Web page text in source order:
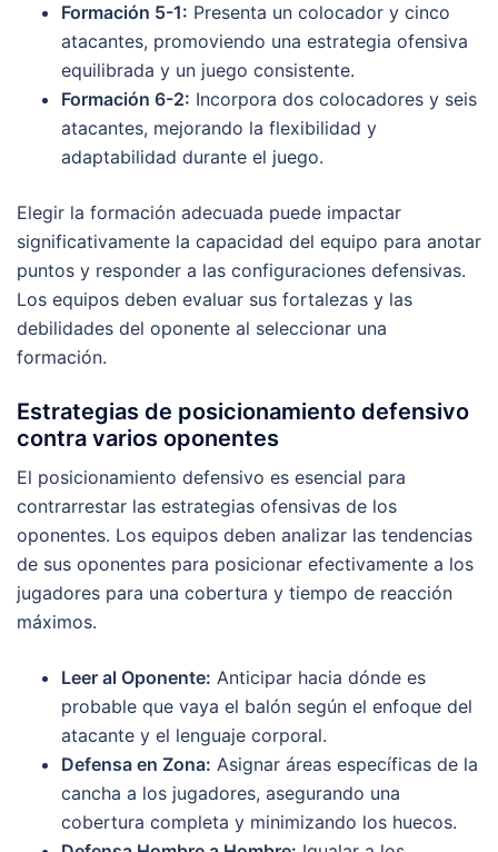
Formación 5-1: Presenta un colocador y cinco
atacantes, promoviendo una estrategia ofensiva
equilibrada y un juego consistente.
Formación 6-2: Incorpora dos colocadores y seis
atacantes, mejorando la flexibilidad y
adaptabilidad durante el juego.
Elegir la formación adecuada puede impactar
significativamente la capacidad del equipo para anotar
puntos y responder a las configuraciones defensivas.
Los equipos deben evaluar sus fortalezas y las
debilidades del oponente al seleccionar una
formación.
Estrategias de posicionamiento defensivo
contra varios oponentes
El posicionamiento defensivo es esencial para
contrarrestar las estrategias ofensivas de los
oponentes. Los equipos deben analizar las tendencias
de sus oponentes para posicionar efectivamente a los
jugadores para una cobertura y tiempo de reacción
máximos.
Leer al Oponente: Anticipar hacia dónde es
probable que vaya el balón según el enfoque del
atacante y el lenguaje corporal.
Defensa en Zona: Asignar áreas específicas de la
cancha a los jugadores, asegurando una
cobertura completa y minimizando los huecos.